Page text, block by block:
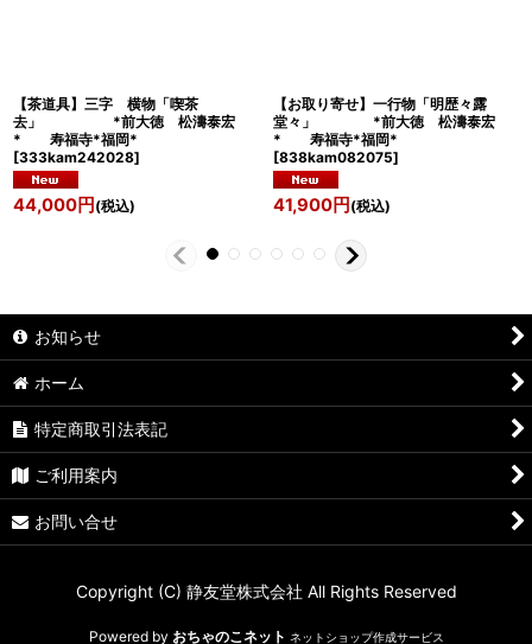
【茶道具】三字 横物「喫茶
去」 *前大徳 松濤泰宏
* 寿福寺*福岡*
[333kam242028]
44,000円 (税込)
【お取り寄せ】一行物「明歴々露
堂々」 *前大徳 松濤泰宏
* 寿福寺*福岡*
[838kam082075]
41,900円 (税込)
お知らせ
ホーム
特定商取引法表記
ご利用案内
お問い合せ
Copyright (C) 静友堂株式会社 All Rights Reserved
Powered by おちゃのこネット ネットショップ作成サービス